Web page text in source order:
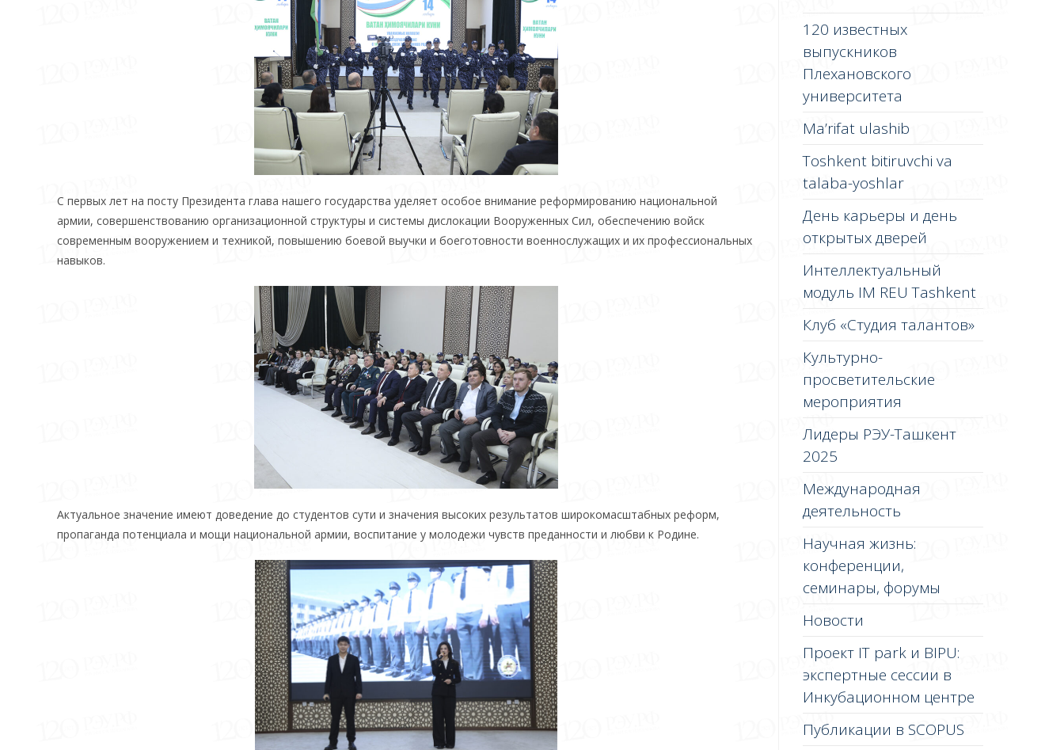
С первых лет на посту Президента глава нашего государства уделяет особое внимание реформированию национальной
армии, совершенствованию организационной структуры и системы дислокации Вооруженных Сил, обеспечению войск
современным вооружением и техникой, повышению боевой выучки и боеготовности военнослужащих и их профессиональных
навыков.
Актуальное значение имеют доведение до студентов сути и значения высоких результатов широкомасштабных реформ,
пропаганда потенциала и мощи национальной армии, воспитание у молодежи чувств преданности и любви к Родине.
120 известных
выпускников
Плехановского
университета
Ma’rifat ulashib
Toshkent bitiruvchi va
talaba-yoshlar
День карьеры и день
открытых дверей
Интеллектуальный
модуль IM REU Tashkent
Клуб «Студия талантов»
Культурно-
просветительские
мероприятия
Лидеры РЭУ-Ташкент
2025
Международная
деятельность
Научная жизнь:
конференции,
семинары, форумы
Новости
Проект IT park и BIPU:
экспертные сессии в
Инкубационном центре
Публикации в SCOPUS